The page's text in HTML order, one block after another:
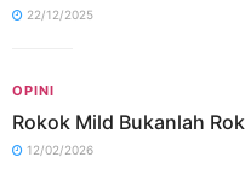
22/12/2025
OPINI
Rokok Mild Bukanlah
12/02/2026